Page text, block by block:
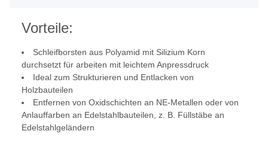
Vorteile:
Schleifborsten aus Polyamid mit Silizium Korn
durchsetzt für arbeiten mit leichtem Anpressdruck
Ideal zum Strukturieren und Entlacken von
Holzbauteilen
Entfernen von Oxidschichten an NE-Metallen oder von
Anlauffarben an Edelstahlbauteilen, z. B. Füllstäbe an
Edelstahlgeländern